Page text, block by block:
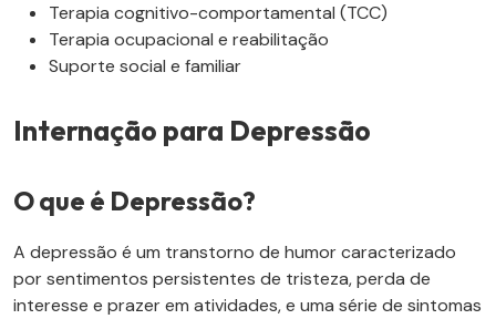
Terapia cognitivo-comportamental (TCC)
Terapia ocupacional e reabilitação
Suporte social e familiar
Internação para Depressão
O que é Depressão?
A depressão é um transtorno de humor caracterizado
por sentimentos persistentes de tristeza, perda de
interesse e prazer em atividades, e uma série de sintomas